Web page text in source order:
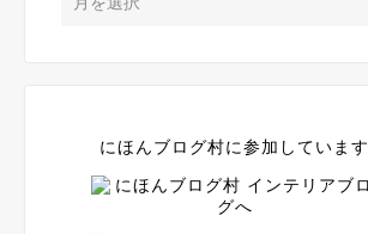
にほんブログ村に参加しています